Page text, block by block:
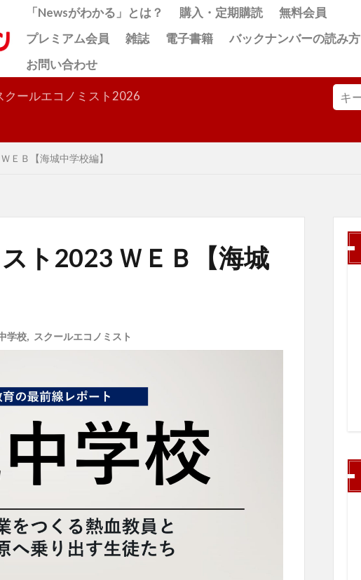
「Newsがわかる」とは？ 購入・定期購読
無料会員
プレミアム会員
雑誌 電子書籍
バックナンバーの読み方
お問い合わせ
クールエコノミスト2026
ＥＢ【海城中学校編】
ト2023 ＷＥＢ【海城
学校, スクールエコノミスト
検索